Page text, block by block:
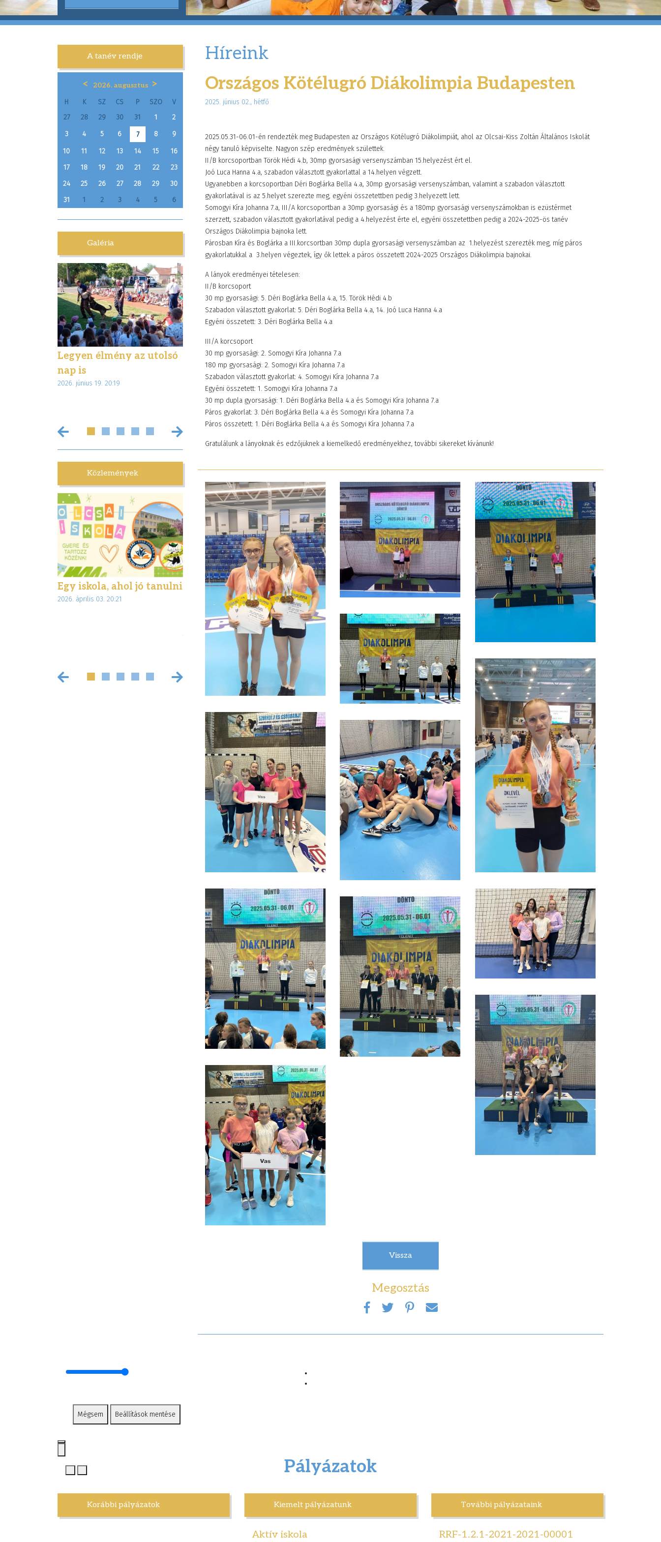
A tanév rendje
< 2026. augusztus >
H K SZ CS P SZO
V
27
28 29 30 31 1
2
3
4 5 6 7 8 9
10 11 12 13 14 15
16
17
18 19 20 21 22
23
24
25 26 27 28 29
30
31
1 2 3 4 5 6
Galéria
Legyen élmény az utolsó
nap is
2026. június 19. 20:19
Élményekkel
ajándékozták meg
diákjainkat
2026. június 19. 10:11
Élményekkel teli napok
Zánkán
2026. június 08. 10:47
Közlemények
Egy iskola, ahol jó tanulni
2026. április 03. 20:21
Biztonságban az
interneten – Ismerd meg
az Internet Hotline
jogsegélyszolgálat
2026. március 02. 13:14
Étkezés
2026. január 01. 12:36
A háromszori étkezés díja 1136 Ft, az
ebéd díja 688 Ft.
Jelzés tanulóink
sportsikereiről
2024. szeptember 18. 20:57
Aktív iskola lettünk
2023. november 17. 08:28
Híreink
Országos Kötélugró Diákolimpia Budapesten
2025. június 02., hétfő
2025.05.31-06.01-én rendezték meg Budapesten az Országos Kötélugró Diákolimpiát, ahol az Olcsai-Kiss Zoltán Általános Iskolát
négy tanuló képviselte. Nagyon szép eredmények születtek.
II/B korcsoportban Török Hédi 4.b, 30mp gyorsasági versenyszámban 15.helyezést ért el.
Joó Luca Hanna 4.a, szabadon választott gyakorlattal a 14.helyen végzett.
Ugyanebben a korcsoportban Déri Boglárka Bella 4.a, 30mp gyorsasági versenyszámban, valamint a szabadon választott
gyakorlatával is az 5.helyet szerezte meg, egyéni összetettben pedig 3.helyezett lett.
Somogyi Kíra Johanna 7.a, III/A korcsoportban a 30mp gyorsasági és a 180mp gyorsasági versenyszámokban is ezüstérmet
szerzett, szabadon választott gyakorlatával pedig a 4.helyezést érte el, egyéni összetettben pedig a 2024-2025-ös tanév
Országos Diákolimpia bajnoka lett.
Párosban Kíra és Boglárka a III.korcsortban 30mp dupla gyorsasági versenyszámban az 1.helyezést szerezték meg, míg páros
gyakorlatukkal a 3.helyen végeztek, így ők lettek a páros összetett 2024-2025 Országos Diákolimpia bajnokai.
A lányok eredményei tételesen:
II/B korcsoport
30 mp gyorsasági: 5. Déri Boglárka Bella 4.a, 15. Török Hédi 4.b
Szabadon választott gyakorlat: 5. Déri Boglárka Bella 4.a, 14. Joó Luca Hanna 4.a
Egyéni összetett: 3. Déri Boglárka Bella 4.a
III/A korcsoport
30 mp gyorsasági: 2. Somogyi Kíra Johanna 7.a
180 mp gyorsasági: 2. Somogyi Kíra Johanna 7.a
Szabadon választott gyakorlat: 4. Somogyi Kíra Johanna 7.a
Egyéni összetett: 1. Somogyi Kíra Johanna 7.a
30 mp dupla gyorsasági: 1. Déri Boglárka Bella 4.a és Somogyi Kíra Johanna 7.a
Páros gyakorlat: 3. Déri Boglárka Bella 4.a és Somogyi Kíra Johanna 7.a
Páros összetett: 1. Déri Boglárka Bella 4.a és Somogyi Kíra Johanna 7.a
Gratulálunk a lányoknak és edzőjüknek a kiemelkedő eredményekhez, további sikereket kívánunk!
Vissza
Megosztás
Mégsem Beállítások mentése
Pályázatok
Korábbi pályázatok Kiemelt pályázatunk
Aktív iskola
További pályázataink
RRF-1.2.1-2021-2021-00001